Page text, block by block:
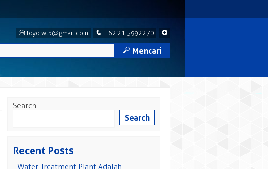
+
q +62 21 5992270
E toyo.wtp@gmail.com
M Mencari
Search
Search
Recent Posts
Water Treatment Plant Adalah